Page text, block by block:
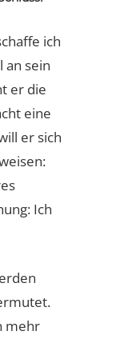
ich
an sein
er die
eine
er sich
Ich
mehr